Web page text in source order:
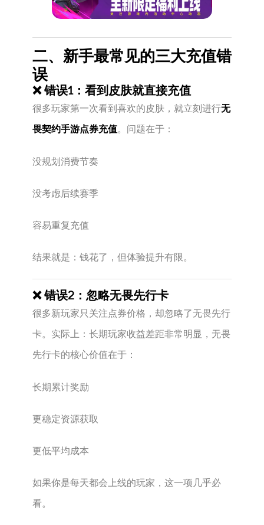
二、新手最常见的三大充值错
误
❌ 错误1：看到皮肤就直接充值
很多玩家第一次看到喜欢的皮肤，就立刻进行无
畏契约手游点券充值。问题在于：
没规划消费节奏
没考虑后续赛季
容易重复充值
结果就是：钱花了，但体验提升有限。
❌ 错误2：忽略无畏先行卡
很多新玩家只关注点券价格，却忽略了无畏先行
卡。实际上：长期玩家收益差距非常明显，无畏
先行卡的核心价值在于：
长期累计奖励
更稳定资源获取
更低平均成本
如果你是每天都会上线的玩家，这一项几乎必
看。